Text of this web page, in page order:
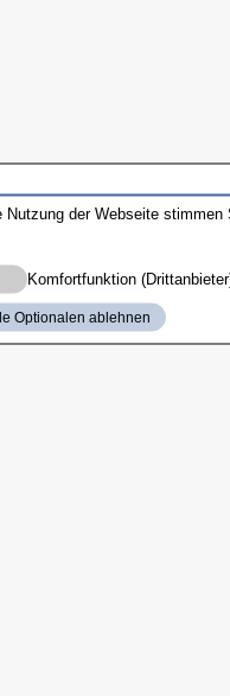
der Webseite
Komfortfunktion
Optionalen ablehnen